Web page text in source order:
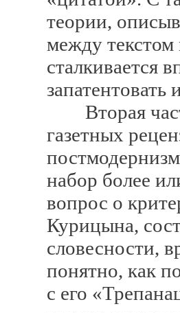
теории,
между текстом
сталкивается
запатентовать
Вторая
газетных
набор более
вопрос о
Курицына,
словесности,
понятно, как
с его